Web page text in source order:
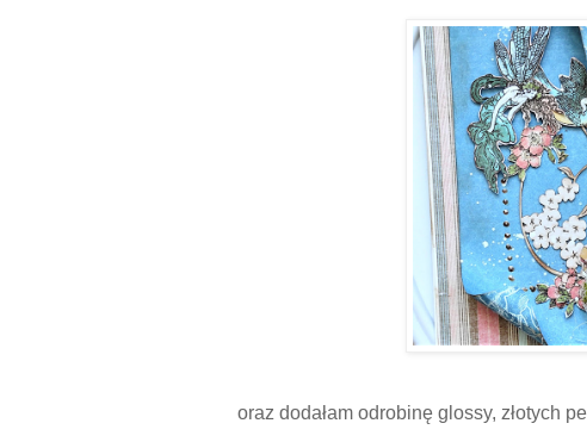
oraz dodałam odrobinę glossy, złotych